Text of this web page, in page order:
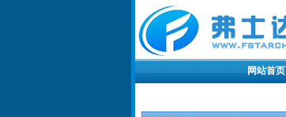
网站首页